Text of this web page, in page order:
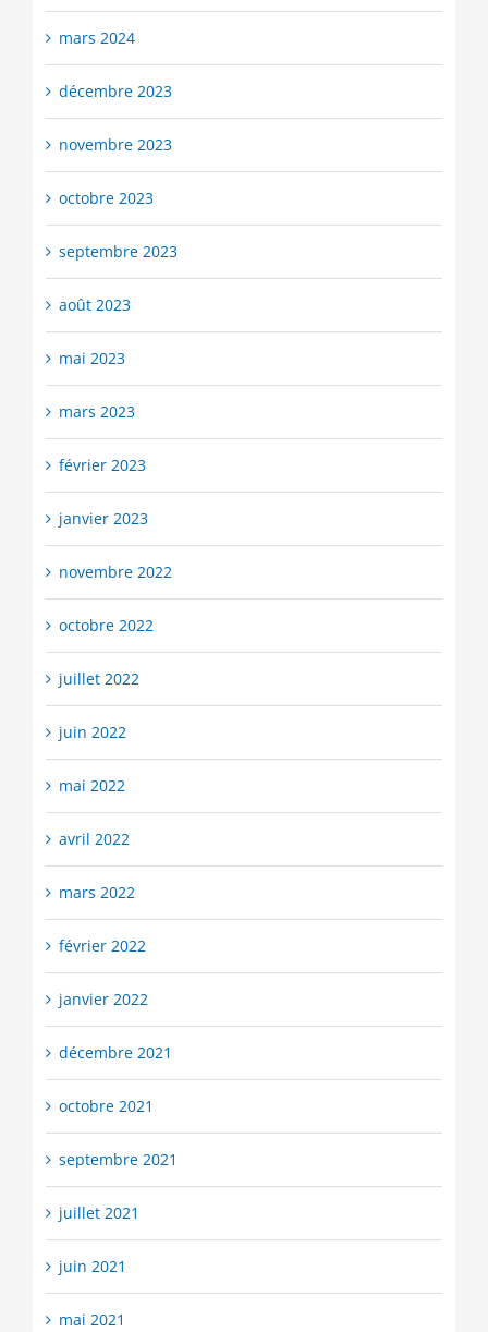
mars 2024
décembre 2023
novembre 2023
octobre 2023
septembre 2023
août 2023
mai 2023
mars 2023
février 2023
janvier 2023
novembre 2022
octobre 2022
juillet 2022
juin 2022
mai 2022
avril 2022
mars 2022
février 2022
janvier 2022
décembre 2021
octobre 2021
septembre 2021
juillet 2021
juin 2021
mai 2021